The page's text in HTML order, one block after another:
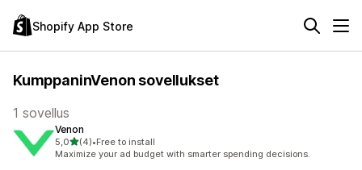
Shopify App Store
KumppaninVenon sovellukset
1 sovellus
Venon
5,0/ 5 tähteä
(4)
4 arvostelua yhteensä
•Free to install
Maximize your ad budget with smarter spending decisions.